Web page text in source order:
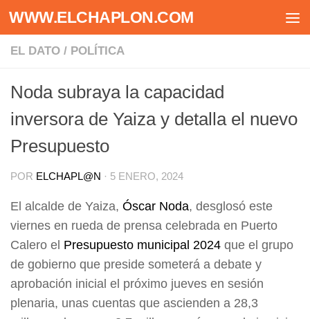
Saltar al contenido
WWW.ELCHAPLON.COM
EL DATO / POLÍTICA
Noda subraya la capacidad
inversora de Yaiza y detalla el nuevo
Presupuesto
POR ELCHAPL@N · 5 ENERO, 2024
El alcalde de Yaiza, Óscar Noda, desglosó este
viernes en rueda de prensa celebrada en Puerto
Calero el Presupuesto municipal 2024 que el grupo
de gobierno que preside someterá a debate y
aprobación inicial el próximo jueves en sesión
plenaria, unas cuentas que ascienden a 28,3